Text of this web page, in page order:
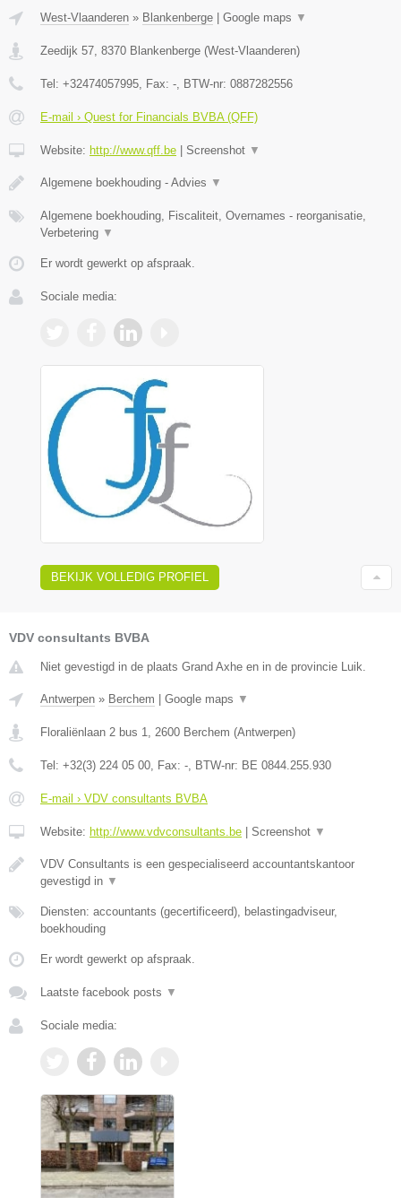
West-Vlaanderen » Blankenberge Google maps ▼
Zeedijk 57, 8370 Blankenberge (West-Vlaanderen)
Tel: +32474057995, Fax: -, BTW-nr: 0887282556
E-mail › Quest for Financials BVBA (QFF)
Website: http://www.qff.be Screenshot ▼
Algemene boekhouding - Advies ▼
Algemene boekhouding, Fiscaliteit, Overnames - reorganisatie,
Verbetering ▼
Er wordt gewerkt op afspraak.
Sociale media:
BEKIJK VOLLEDIG PROFIEL
VDV consultants BVBA
Niet gevestigd in de plaats Grand Axhe en in de provincie Luik.
Antwerpen » Berchem Google maps ▼
Floraliënlaan 2 bus 1 2600 Berchem (Antwerpen)
Tel: +32(3) 224 05 00 , Fax: - , BTW-nr: BE 0844.255.930
E-mail › VDV consultants BVBA
Website: http://www.vdvconsultants.be Screenshot ▼
VDV Consultants is een gespecialiseerd accountantskantoor
gevestigd in ▼
Diensten: accountants (gecertificeerd), belastingadviseur,
boekhouding
Er wordt gewerkt op afspraak.
Laatste facebook posts ▼
Sociale media: